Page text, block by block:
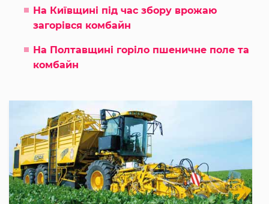
На Київщині під час збору врожаю
загорівся комбайн
На Полтавщині горіло пшеничне поле та
комбайн